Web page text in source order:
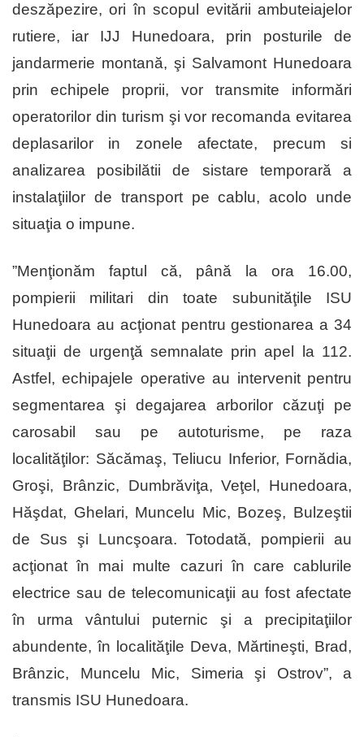
deszăpezire, ori în scopul evitării ambuteiajelor
rutiere, iar IJJ Hunedoara, prin posturile de
jandarmerie montană, şi Salvamont Hunedoara
prin echipele proprii, vor transmite informări
operatorilor din turism şi vor recomanda evitarea
deplasarilor in zonele afectate, precum si
analizarea posibilătii de sistare temporară a
instalaţiilor de transport pe cablu, acolo unde
situaţia o impune.
”Menţionăm faptul că, până la ora 16.00,
pompierii militari din toate subunităţile ISU
Hunedoara au acţionat pentru gestionarea a 34
situaţii de urgenţă semnalate prin apel la 112.
Astfel, echipajele operative au intervenit pentru
segmentarea şi degajarea arborilor căzuţi pe
carosabil sau pe autoturisme, pe raza
localităţilor: Săcămaş, Teliucu Inferior, Fornădia,
Groşi, Brânzic, Dumbrăviţa, Veţel, Hunedoara,
Hăşdat, Ghelari, Muncelu Mic, Bozeş, Bulzeştii
de Sus şi Luncşoara. Totodată, pompierii au
acţionat în mai multe cazuri în care cablurile
electrice sau de telecomunicaţii au fost afectate
în urma vântului puternic şi a precipitaţiilor
abundente, în localităţile Deva, Mărtineşti, Brad,
Brânzic, Muncelu Mic, Simeria şi Ostrov”, a
transmis ISU Hunedoara.